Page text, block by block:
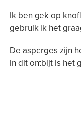
Ik ben gek op
gebruik ik het
De asperges zijn
in dit ontbijt is het